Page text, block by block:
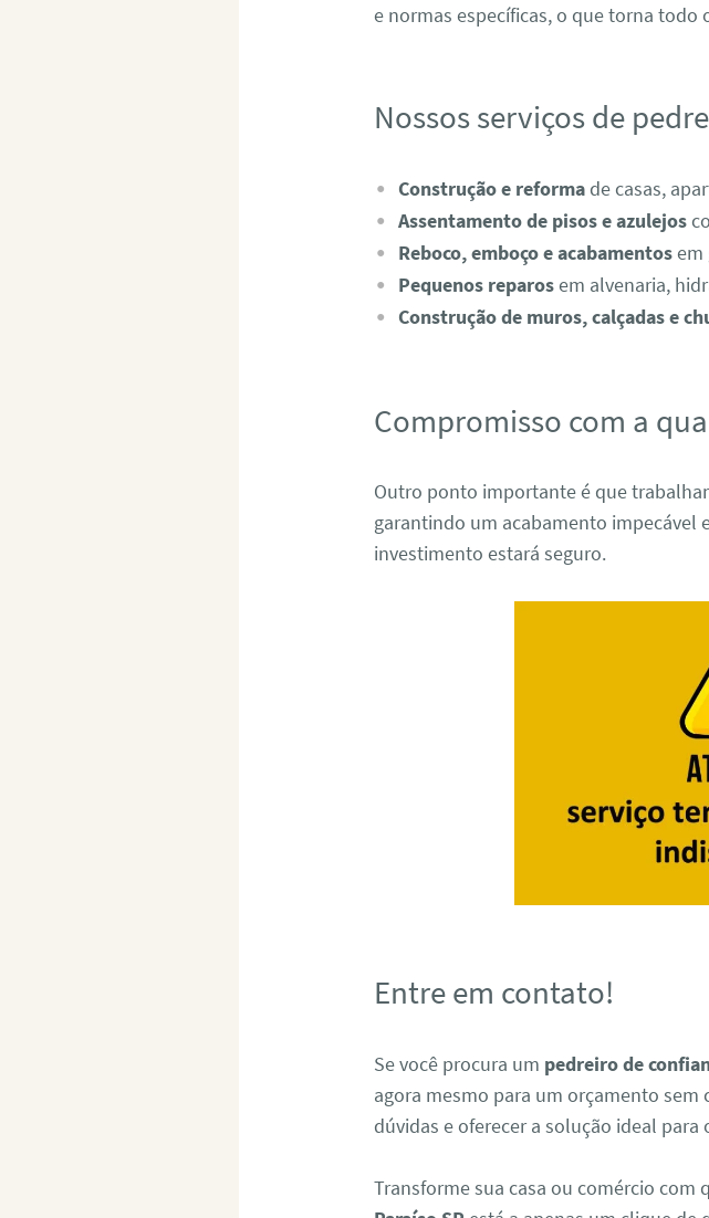
e normas específicas, o que torna todo
Nossos serviços de
Construção e reformade casas,
Assentamento de pisos e azulejos
Reboco, emboço e acabamentosem
Pequenos reparosem alvenaria,
Construção de muros, calçadas e
Compromisso com a
Outro ponto importante é que
garantindo um acabamento impecável
investimento estará seguro.
Entre em contato!
Se você procura um pedreiro de
agora mesmo para um orçamento
dúvidas e oferecer a solução ideal para
Transforme sua casa ou comércio com